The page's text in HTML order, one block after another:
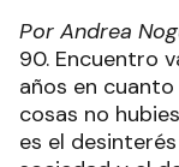
Por Andrea
90. Encuentro
años en
cosas no
es el